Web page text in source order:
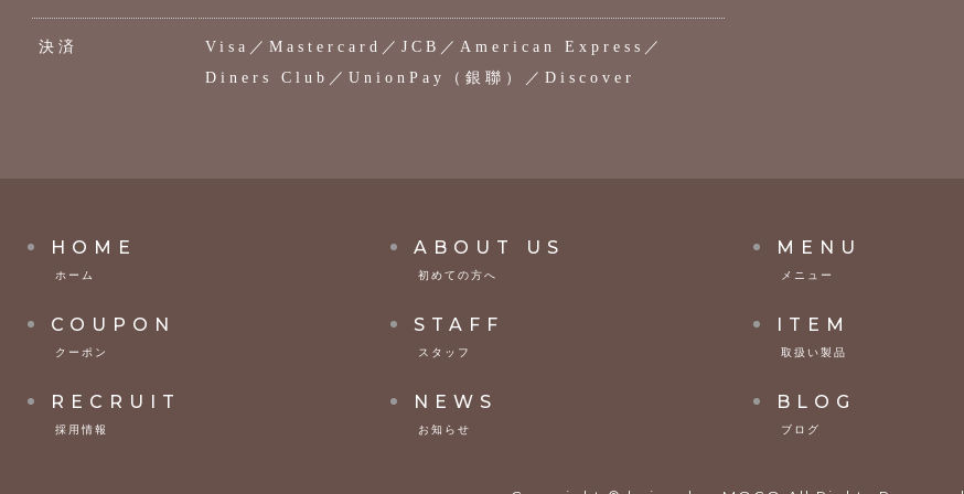
決済
Visa／Mastercard／JCB／American Express／
Diners Club／UnionPay（銀聯）／Discover
HOME
ホーム
ABOUT US
初めての方へ
MENU
メニュー
COUPON
クーポン
STAFF
スタッフ
ITEM
取扱い製品
RECRUIT
採用情報
NEWS
お知らせ
BLOG
ブログ